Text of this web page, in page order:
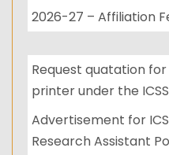
2026-27 – Affiliation
Request quatation
printer under the
Advertisement for
Research Assistant